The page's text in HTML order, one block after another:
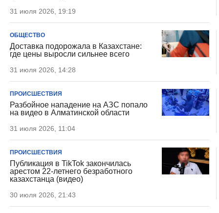
31 июля 2026, 19:19
ОБЩЕСТВО
Доставка подорожала в Казахстане:
где цены выросли сильнее всего
31 июля 2026, 14:28
ПРОИСШЕСТВИЯ
Разбойное нападение на АЗС попало
на видео в Алматинской области
31 июля 2026, 11:04
ПРОИСШЕСТВИЯ
Публикация в TikTok закончилась
арестом 22-летнего безработного
казахстанца (видео)
30 июля 2026, 21:43